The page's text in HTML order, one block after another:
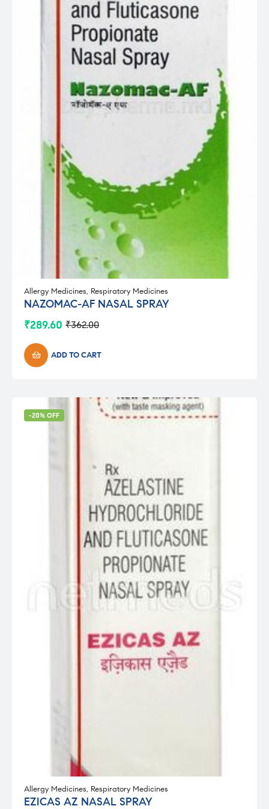
Allergy Medicines, Respiratory Medicines
NAZOMAC-AF NASAL SPRAY
₹362.00
Original
was:
₹362.00.
₹289.60
Current
is:
₹289.60.ADD TO CART
-20% OFF
Allergy Medicines, Respiratory Medicines
EZICAS AZ NASAL SPRAY